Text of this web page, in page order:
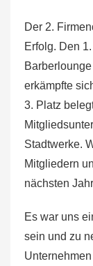
Der 2.
Erfolg. Den
erkämpfte
3. Platz
Stadtwerke.
Mitgliedern
nächsten
Es war uns
sein und zu